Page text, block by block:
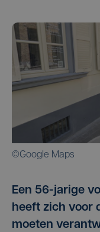
©Google Maps
Een 56-jarige
heeft zich voor
moeten